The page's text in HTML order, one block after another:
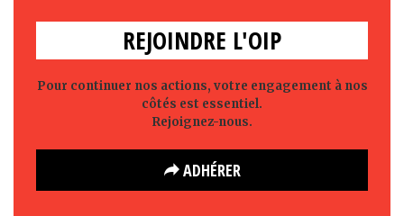
REJOINDRE L'OIP
Pour continuer nos actions, votre engagement à nos
côtés est essentiel.
Rejoignez-nous.
ADHÉRER